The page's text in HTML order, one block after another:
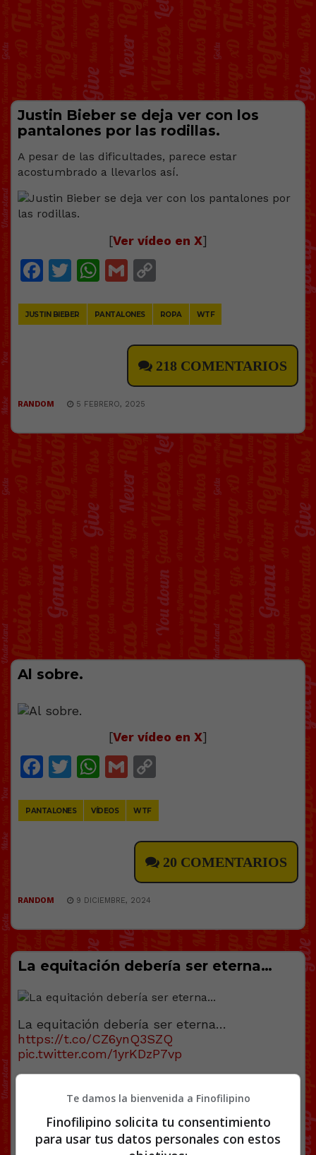
Justin Bieber se deja ver con los
pantalones por las rodillas.
A pesar de las dificultades, parece estar
acostumbrado a llevarlos así.
[Ver vídeo en X]
Facebook
Twitter
WhatsApp
Gmail
JUSTIN BIEBER PANTALONES ROPA WTF
218 COMENTARIOS
RANDOM 5 FEBRERO, 2025
Al sobre.
[Ver vídeo en X]
Facebook
Twitter
WhatsApp
Gmail
PANTALONES VÍDEOS WTF
20 COMENTARIOS
RANDOM 9 DICIEMBRE, 2024
La equitación debería ser eterna…
La equitación debería ser eterna…
https://t.co/CZ6ynQ3SZQ
pic.twitter.com/1yrKDzP7vp
— EstaPasando (@EstaPasandoEsto)
September 15, 2024
[Ver vídeo en X]
Te damos la bienvenida a Finofilipino
Finofilipino solicita tu consentimiento
para usar tus datos personales con estos